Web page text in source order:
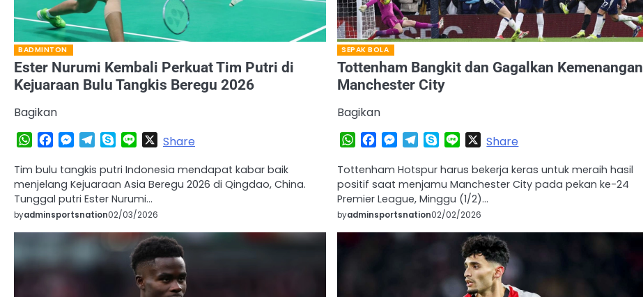
BADMINTON
Ester Nurumi Kembali Perkuat Tim Putri di
Kejuaraan Bulu Tangkis Beregu 2026
Bagikan
WhatsApp
Facebook
Messenger
Telegram
SkypeLine XShare
Tim bulu tangkis putri Indonesia mendapat kabar baik
menjelang Kejuaraan Asia Beregu 2026 di Qingdao, China.
Tunggal putri Ester Nurumi…
byadminsportsnation02/03/2026
SEPAK BOLA
Tottenham Bangkit dan Gagalkan Kemenangan
Manchester City
Bagikan
WhatsApp
Facebook
Messenger
Telegram
SkypeLine XShare
Tottenham Hotspur harus bekerja keras untuk meraih hasil
positif saat menjamu Manchester City pada pekan ke-24
Premier League, Minggu (1/2)…
byadminsportsnation02/02/2026